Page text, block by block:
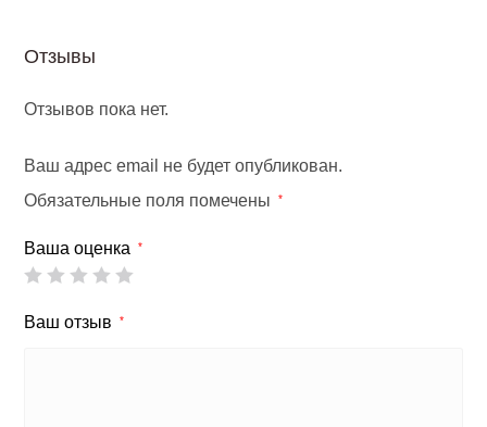
Отзывы
Отзывов пока нет.
Ваш адрес email не будет опубликован.
Обязательные поля помечены
*
Ваша оценка *
Ваш отзыв *